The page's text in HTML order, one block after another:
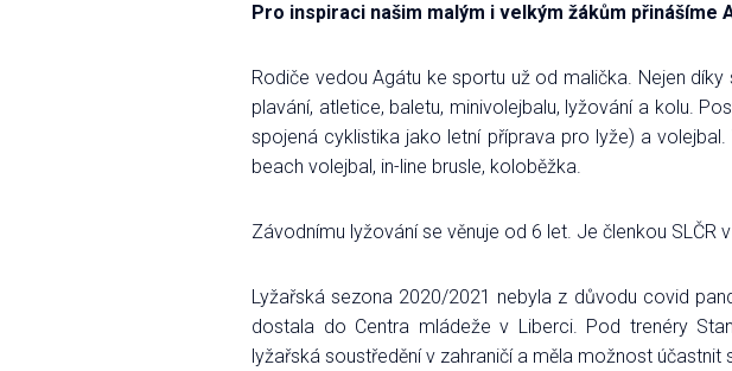
Pro inspiraci našim malým i velkým žákům přinášíme
Rodiče vedou Agátu ke sportu už od malička. Nejen
plavání, atletice, baletu, minivolejbalu, lyžování a kolu.
spojená cyklistika jako letní příprava pro lyže) a
beach volejbal, in-line brusle, koloběžka.
Závodnímu lyžování se věnuje od 6 let. Je členkou SLČR
Lyžařská sezona 2020/2021 nebyla z důvodu covid
dostala do Centra mládeže v Liberci. Pod trenéry
lyžařská soustředění v zahraničí a měla možnost